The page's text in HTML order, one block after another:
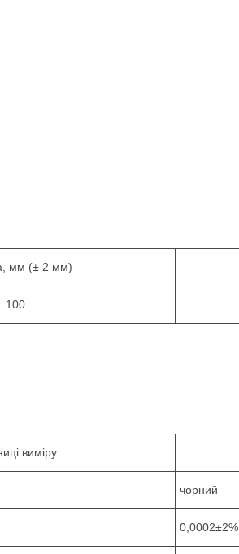
мм (± 2 мм)
100
виміру
чорний
0,0002±2%